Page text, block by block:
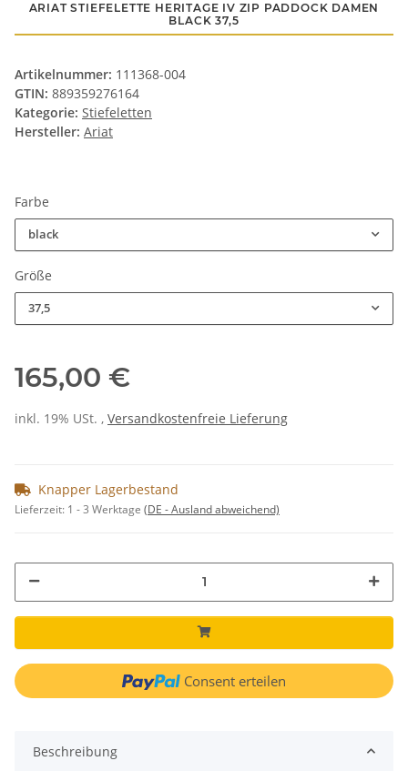
ARIAT STIEFELETTE HERITAGE IV ZIP PADDOCK DAMEN
BLACK 37,5
Artikelnummer: 111368-004
GTIN: 889359276164
Kategorie: Stiefeletten
Hersteller: Ariat
Farbe
black
Größe
37,5
165,00 €
inkl. 19% USt. , Versandkostenfreie Lieferung
Knapper Lagerbestand
Lieferzeit: 1 - 3 Werktage (DE - Ausland abweichend)
Consent erteilen
Beschreibung